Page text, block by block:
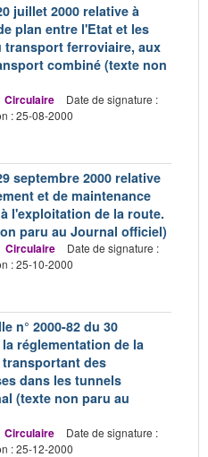
juillet 2000 relative à
plan entre l'Etat et les
transport ferroviaire, aux
combiné (texte non
Circulaire
Date de signature :
: 25-08-2000
septembre 2000 relative
et de maintenance
l'exploitation de la route.
paru au Journal officiel)
Circulaire
Date de signature :
: 25-10-2000
n° 2000-82 du 30
réglementation de la
des
dans les tunnels
(texte non paru au
Circulaire
Date de signature :
: 25-12-2000